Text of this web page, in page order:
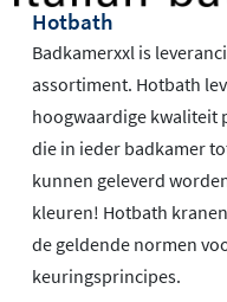
Hotbath
Badkamerxxl is
assortiment. Hotbath
hoogwaardige kwaliteit
die in ieder badkamer
kunnen geleverd
kleuren! Hotbath
de geldende normen
keuringsprincipes.